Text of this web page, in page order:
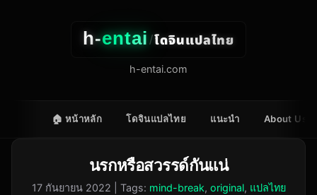
h-entai/โดจินแปลไทย
h-entai.com
🏠 หน้าหลัก โดจินแปลไทย แนะนำ About Us
นรกหรือสวรรด์กันแน่
17 กันยายน 2022 | Tags: mind-break, original, แปลไทย